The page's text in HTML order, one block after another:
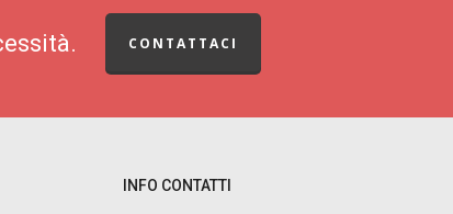
CONTATTACI
INFO CONTATTI